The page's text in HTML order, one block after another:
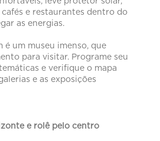
e restaurantes dentro do
as energias.
é um museu imenso, que
para visitar. Programe seu
e verifique o mapa
e as exposições
e rolê pelo centro